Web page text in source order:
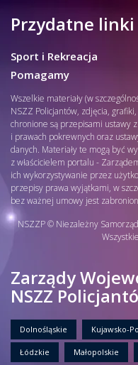
Przydatne linki
Sport i Rekreacja
Pomagamy
Wszelkie materiały (w
NSZZ Policjantów, zdjęcia,
chronione są przepisami ustawy
i prawach pokrewnych oraz
danych. Materiały te mogą być
z właścicielem portalu -
ich wykorzystywanie przez
przepisy prawa wyjątkami, w
bez ważnej umowy jest
NSZZP © Niezależny
Zarządy
NSZZ
Dolnośląskie Kujawsko-
Łódzkie Małopolskie